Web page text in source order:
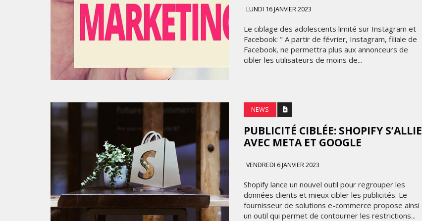
LUNDI 16 JANVIER 2023
Le ciblage des adolescents limité sur Instagram et
Facebook: " A partir de février, Instagram, filiale de
Facebook, ne permettra plus aux annonceurs de
cibler les utilisateurs de moins de...
NEWS
PUBLICITÉ CIBLÉE: SHOPIFY S’ALLIE
AVEC META ET GOOGLE
VENDREDI 6 JANVIER 2023
Shopify lance un nouvel outil pour regrouper les
données clients et mieux cibler les publicités. Le
fournisseur de solutions e-commerce propose ainsi
un outil qui permet de contourner les restrictions...